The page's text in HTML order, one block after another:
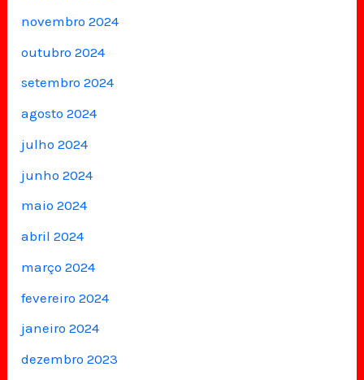
novembro 2024
outubro 2024
setembro 2024
agosto 2024
julho 2024
junho 2024
maio 2024
abril 2024
março 2024
fevereiro 2024
janeiro 2024
dezembro 2023